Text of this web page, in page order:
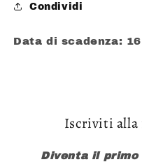
Condividi
Data di scadenza:
Iscriviti alla
Diventa il primo